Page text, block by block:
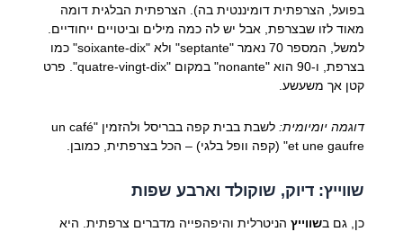
בפועל, הצרפתית דומיננטית בה). הצרפתית הבלגית דומה
מאוד לזו שבצרפת, אבל יש לה כמה מילים וביטויים ייחודיים.
למשל, המספר 70 נאמר "septante" ולא "soixante-dix" כמו
בצרפת, ו-90 הוא "nonante" במקום "quatre-vingt-dix". פרט
קטן אך משעשע.
דוגמה יומיומית:
לשבת בבית קפה בבריסל ולהזמין "un café
et une gaufre" (קפה וופל בלגי) – הכל בצרפתית, כמובן.
שווייץ: דיוק, שוקולד וארבע שפות
כן, גם בשווייץהניטרלית והיפהפייה מדברים צרפתית. היא